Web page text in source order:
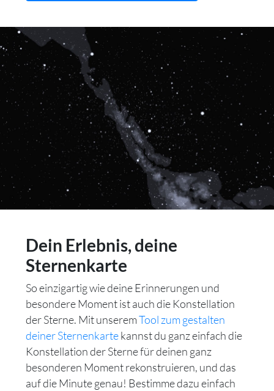
Dein Erlebnis, deine
Sternenkarte
So einzigartig wie deine Erinnerungen und
besondere Moment ist auch die Konstellation
der Sterne. Mit unseremTool zum gestalten
deiner Sternenkartekannst du ganz einfach die
Konstellation der Sterne für deinen ganz
besonderen Moment rekonstruieren, und das
auf die Minute genau! Bestimme dazu einfach